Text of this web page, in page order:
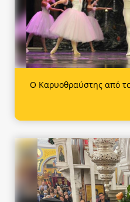
Ο Καρυοθραύστης από